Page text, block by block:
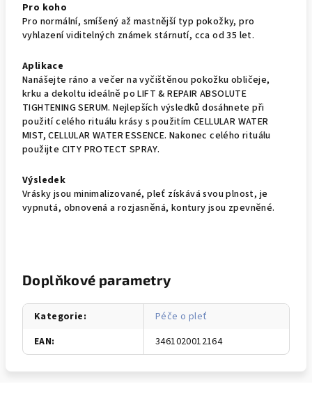
Pro koho
Pro normální, smíšený až mastnější typ pokožky, pro
vyhlazení viditelných známek stárnutí, cca od 35 let.
Aplikace
Nanášejte ráno a večer na vyčištěnou pokožku obličeje,
krku a dekoltu ideálně po LIFT & REPAIR ABSOLUTE
TIGHTENING SERUM. Nejlepších výsledků dosáhnete při
použití celého rituálu krásy s použitím CELLULAR WATER
MIST, CELLULAR WATER ESSENCE. Nakonec celého rituálu
použijte CITY PROTECT SPRAY.
Výsledek
Vrásky jsou minimalizované, pleť získává svou plnost, je
vypnutá, obnovená a rozjasněná, kontury jsou zpevněné.
Doplňkové parametry
Kategorie:
Péče o pleť
EAN: 3461020012164